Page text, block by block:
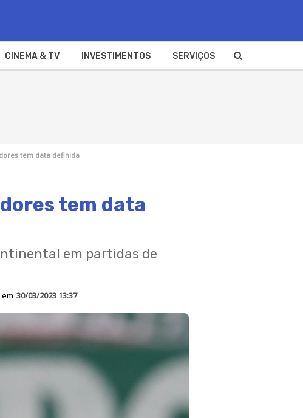
CINEMA & TV INVESTIMENTOS SERVIÇOS
tem data definida
tem data
em partidas de
30/03/2023 13:37